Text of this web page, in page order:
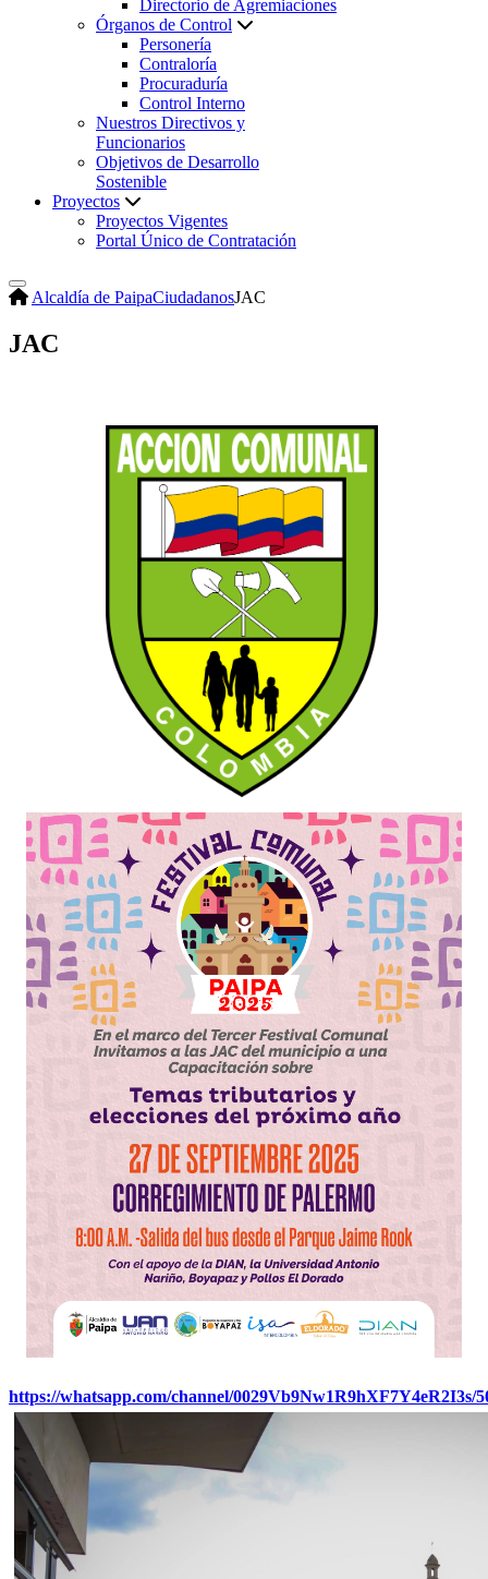
Directorio de Agremiaciones
Órganos de Control
Personería
Contraloría
Procuraduría
Control Interno
Nuestros Directivos y
Funcionarios
Objetivos de Desarrollo
Sostenible
Proyectos
Proyectos Vigentes
Portal Único de Contratación
Alcaldía de PaipaCiudadanosJAC
JAC
https://whatsapp.com/channel/0029Vb9Nw1R9hXF7Y4eR2I3s/